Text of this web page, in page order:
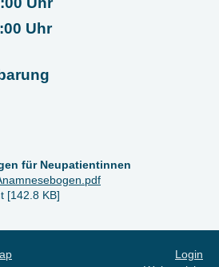
Uhr
für Neupatientinnen
[142.8 KB]
Login